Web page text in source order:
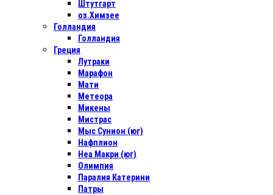
Штутгарт
оз.Химзее
Голландия
Голландия
Греция
Лутраки
Марафон
Мати
Метеора
Микены
Мистрас
Мыс Сунион (юг)
Нафплион
Неа Макри (юг)
Олимпия
Паралия Катерини
Патры